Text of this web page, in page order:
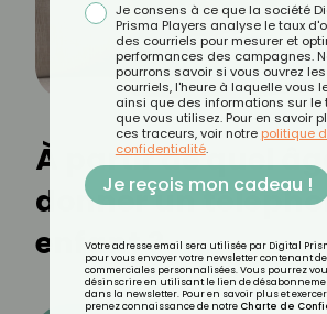
À partir de quel âge
donner un
enfant ?
Je consens à ce que la société
Prisma Players analyse le taux
des courriels pour mesurer et
performances des campagnes.
pourrons savoir si vous ouvrez les
courriels, l'heure à laquelle vous
ainsi que des informations sur le
que vous utilisez. Pour en savoir
ces traceurs, voir notre politique
confidentialité.
Je reçois mon cadeau !
Votre adresse email sera utilisée par Digital
pour vous envoyer votre newsletter contenant
commerciales personnalisées. Vous pourrez
désinscrire en utilisant le lien de
dans la newsletter. Pour en savoir plus et
prenez connaissance de notre Charte de